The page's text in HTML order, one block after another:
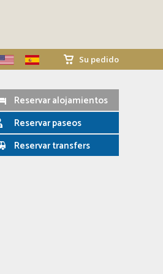
Su pedido
Reservar alojamientos
Reservar paseos
Reservar transfers